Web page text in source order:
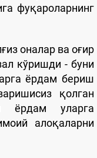
фуқароларнинг
оналар ва оғир
кўришди - буни
ёрдам бериш
қолган
ёрдам уларга
алоқаларни